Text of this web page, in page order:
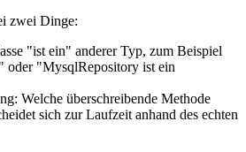
zwei Dinge:
"ist ein" anderer Typ, zum Beispiel
oder "MysqlRepository ist ein
Welche überschreibende Methode
sich zur Laufzeit anhand des echten